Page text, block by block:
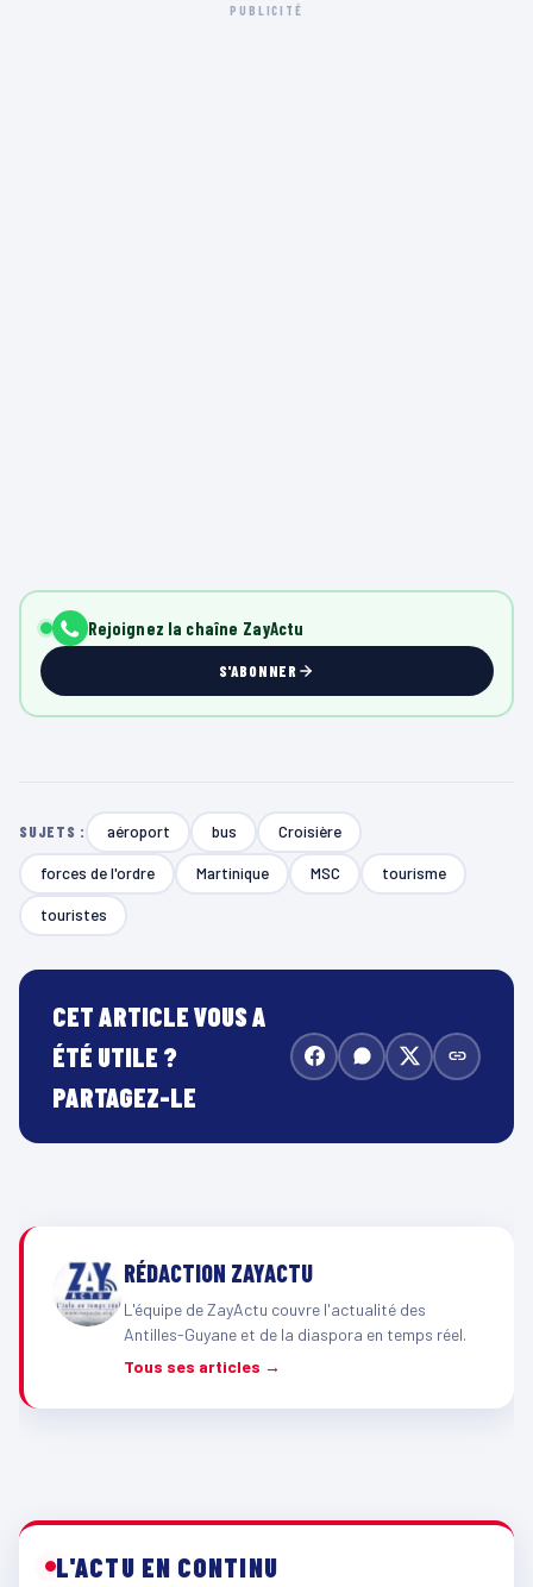
PUBLICITÉ
Rejoignez la chaîne ZayActu
S'ABONNER
SUJETS : aéroport bus Croisière
forces de l'ordre Martinique MSC tourisme
touristes
CET ARTICLE VOUS A
ÉTÉ UTILE ?
PARTAGEZ-LE
RÉDACTION ZAYACTU
L'équipe de ZayActu couvre l'actualité des
Antilles-Guyane et de la diaspora en temps réel.
Tous ses articles →
L'ACTU EN CONTINU